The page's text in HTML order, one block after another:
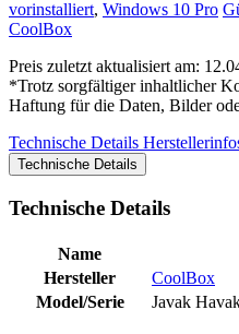
vorinstalliert, Windows 10 Pro
CoolBox
Preis zuletzt aktualisiert am:
*Trotz sorgfältiger inhaltlicher
Haftung für die Daten, Bilder
Technische Details
Technische Details
Technische Details
Name
Hersteller
CoolBox
Model/Serie
Javak